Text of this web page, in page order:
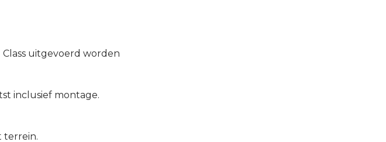
uitgevoerd worden
inclusief montage.
terrein.